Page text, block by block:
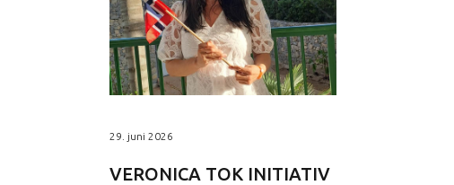
29. juni 2026
VERONICA TOK INITIATIV